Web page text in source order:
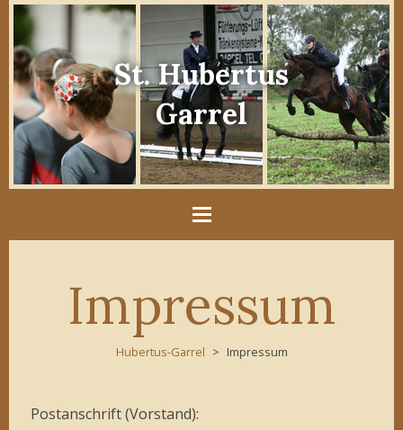
St. Hubertus
Garrel
Impressum
Hubertus-Garrel Impressum
Postanschrift (Vorstand):